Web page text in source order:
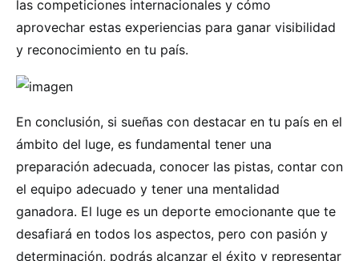
las competiciones internacionales y cómo
aprovechar estas experiencias para ganar visibilidad
y reconocimiento en tu país.
En conclusión, si sueñas con destacar en tu país en el
ámbito del luge, es fundamental tener una
preparación adecuada, conocer las pistas, contar con
el equipo adecuado y tener una mentalidad
ganadora. El luge es un deporte emocionante que te
desafiará en todos los aspectos, pero con pasión y
determinación, podrás alcanzar el éxito y representar